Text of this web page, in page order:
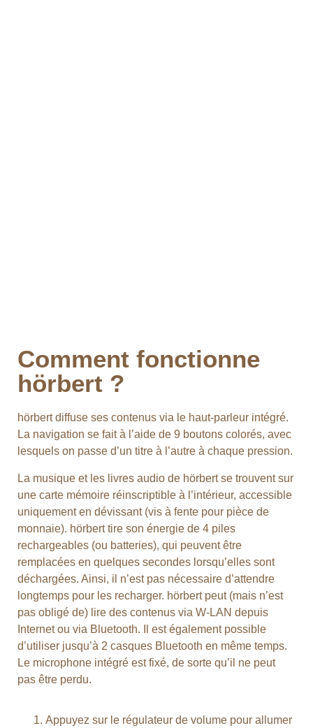
Comment fonctionne
hörbert ?
hörbert diffuse ses contenus via le haut-parleur intégré.
La navigation se fait à l’aide de 9 boutons colorés, avec
lesquels on passe d’un titre à l’autre à chaque pression.
La musique et les livres audio de hörbert se trouvent sur
une carte mémoire réinscriptible à l’intérieur, accessible
uniquement en dévissant (vis à fente pour pièce de
monnaie). hörbert tire son énergie de 4 piles
rechargeables (ou batteries), qui peuvent être
remplacées en quelques secondes lorsqu’elles sont
déchargées. Ainsi, il n’est pas nécessaire d’attendre
longtemps pour les recharger. hörbert peut (mais n’est
pas obligé de) lire des contenus via W-LAN depuis
Internet ou via Bluetooth. Il est également possible
d’utiliser jusqu’à 2 casques Bluetooth en même temps.
Le microphone intégré est fixé, de sorte qu’il ne peut
pas être perdu.
Appuyez sur le régulateur de volume pour allumer